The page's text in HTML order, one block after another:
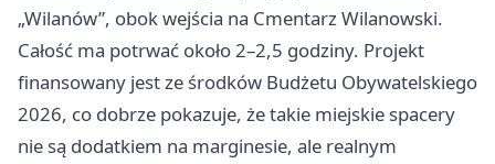
„Wilanów”, obok wejścia na Cmentarz Wilanowski.
Całość ma potrwać około 2–2,5 godziny. Projekt
finansowany jest ze środków Budżetu Obywatelskiego
2026, co dobrze pokazuje, że takie miejskie spacery
nie są dodatkiem na marginesie, ale realnym